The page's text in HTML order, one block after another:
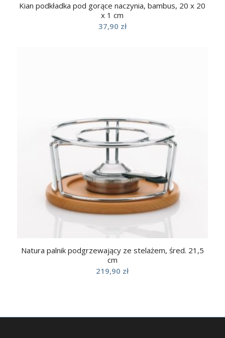
Kian podkładka pod gorące naczynia, bambus, 20 x 20
x 1 cm
37,90 zł
Natura palnik podgrzewający ze stelażem, śred. 21,5
cm
219,90 zł